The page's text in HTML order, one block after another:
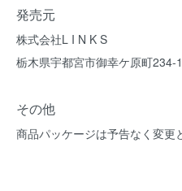
発売元
株式会社L I N K S
栃木県宇都宮市御幸ケ原町234-
その他
商品パッケージは予告なく変更